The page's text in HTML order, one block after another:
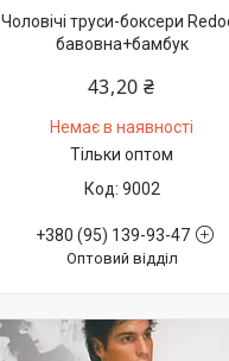
Чоловічі труси-боксери
бавовна+бамбук
43,20 ₴
Немає в наявності
Тільки оптом
9002
+380 (95) 139-93-47
Оптовий відділ